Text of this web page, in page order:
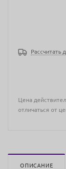
Рассчитать
Цена
отличаться от
ОПИСАНИЕ